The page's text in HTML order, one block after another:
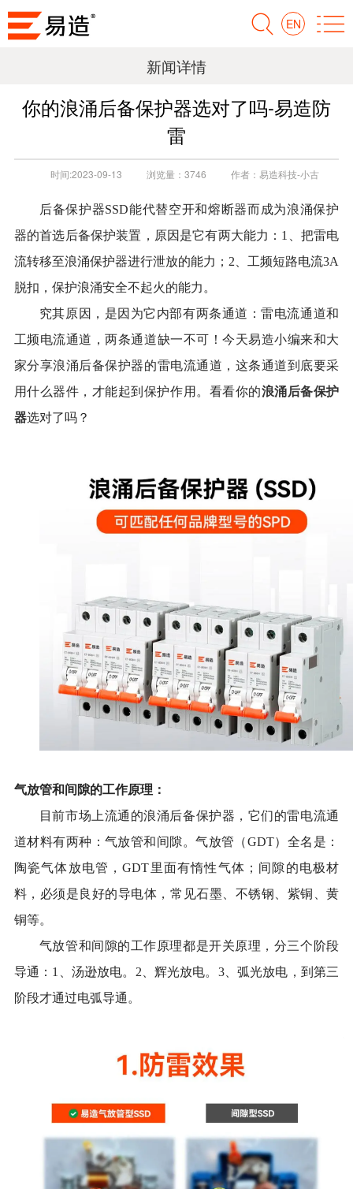
EN
新闻详情
你的浪涌后备保护器选对了吗-易造防
雷
时间:2023-09-13 浏览量： 3746 作者： 易造科技-小古
后备保护器SSD能代替空开和熔断器而成为浪涌保护
器的首选后备保护装置，原因是它有两大能力： 1、把雷电
流转移至浪涌保护器进行泄放的能力 ； 2、工频短路电流3A
脱扣，保护浪涌安全不起火的能力 。
究其原因，是因为它内部有两条通道：雷电流通道和
工频电流通道 ，两条通道缺一不可！今天易造小编来和大
家分享浪涌后备保护器的雷电流通道 ， 这条通道到底要采
用什么器件， 才能起到保护作用。看看你的浪涌后备保护
器选对了吗？
气放管和间隙的工作原理：
目前市场上流通的浪涌后备保护器， 它们的雷电流通
道材料有两种：气放管和间隙。气放管（GDT）全名是：
陶瓷气体放电管，GDT里面有惰性气体；间隙的电极材
料，必须是良好的导电体，常见石墨、不锈钢、紫铜、黄
铜等。
气放管和间隙的工作原理都是开关原理，分三个阶段
导通： 1、汤逊放电。2、辉光放电。3、弧光放电，到第三
阶段才通过电弧导通。